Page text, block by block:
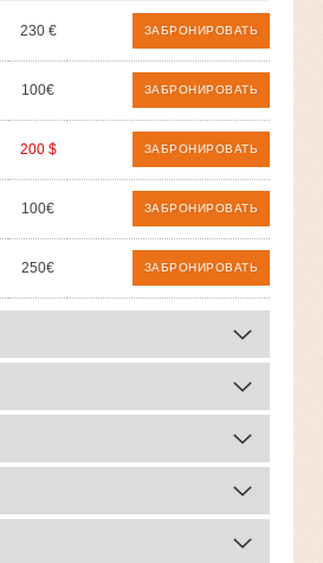
230 € ЗАБРОНИРОВАТЬ
100€ ЗАБРОНИРОВАТЬ
200 $ ЗАБРОНИРОВАТЬ
100€ ЗАБРОНИРОВАТЬ
250€ ЗАБРОНИРОВАТЬ